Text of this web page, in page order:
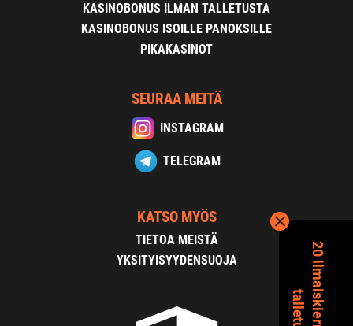
KASINOBONUS ILMAN TALLETUSTA
KASINOBONUS ISOILLE PANOKSILLE
PIKAKASINOT
SEURAA MEITÄ
INSTAGRAM
TELEGRAM
KATSO MYÖS
TIETOA MEISTÄ
YKSITYISYYDENSUOJA